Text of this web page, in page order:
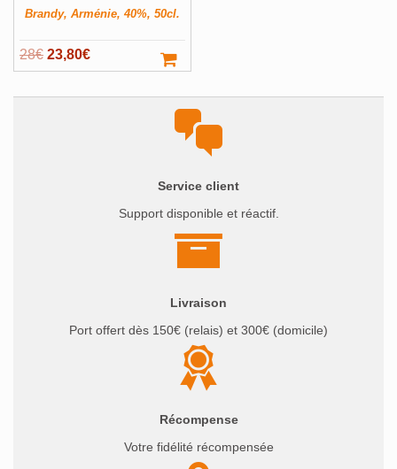
Brandy, Arménie, 40%, 50cl.
28€ Le
prix
initial
23,80€Le
prix
actuel
Service client
Support disponible et réactif.
Livraison
Port offert dès 150€ (relais) et 300€ (domicile)
Récompense
Votre fidélité récompensée